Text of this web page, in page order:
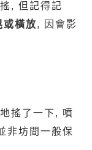
, 但記得記
或橫放, 因會影
搖了一下, 噴
非坊間一般保